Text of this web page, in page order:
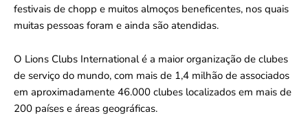
festivais de chopp e muitos almoços beneficentes, nos quais
muitas pessoas foram e ainda são atendidas.
O Lions Clubs International é a maior organização de clubes
de serviço do mundo, com mais de 1,4 milhão de associados
em aproximadamente 46.000 clubes localizados em mais de
200 países e áreas geográficas.